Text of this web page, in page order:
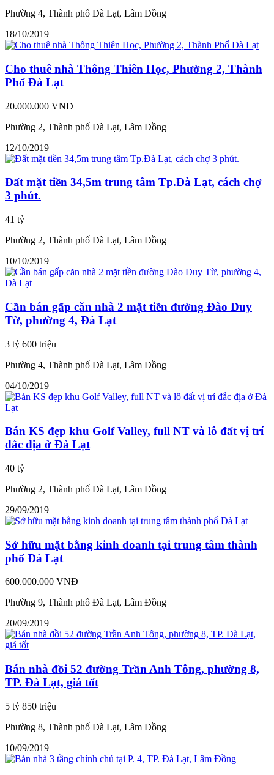
Phường 4, Thành phố Đà Lạt, Lâm Đồng
18/10/2019
Cho thuê nhà Thông Thiên Học, Phường 2, Thành
Phố Đà Lạt
20.000.000 VNĐ
Phường 2, Thành phố Đà Lạt, Lâm Đồng
12/10/2019
Đất mặt tiền 34,5m trung tâm Tp.Đà Lạt, cách chợ
3 phút.
41 tỷ
Phường 2, Thành phố Đà Lạt, Lâm Đồng
10/10/2019
Cần bán gấp căn nhà 2 mặt tiền đường Đào Duy
Từ, phường 4, Đà Lạt
3 tỷ 600 triệu
Phường 4, Thành phố Đà Lạt, Lâm Đồng
04/10/2019
Bán KS đẹp khu Golf Valley, full NT và lô đất vị trí
đắc địa ở Đà Lạt
40 tỷ
Phường 2, Thành phố Đà Lạt, Lâm Đồng
29/09/2019
Sở hữu mặt bằng kinh doanh tại trung tâm thành
phố Đà Lạt
600.000.000 VNĐ
Phường 9, Thành phố Đà Lạt, Lâm Đồng
20/09/2019
Bán nhà đồi 52 đường Trần Anh Tông, phường 8,
TP. Đà Lạt, giá tốt
5 tỷ 850 triệu
Phường 8, Thành phố Đà Lạt, Lâm Đồng
10/09/2019